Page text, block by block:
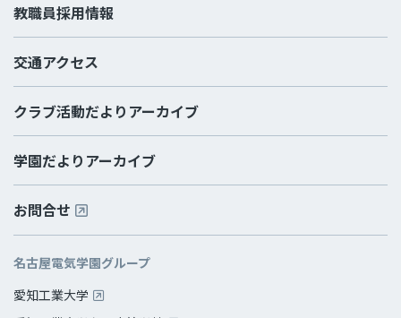
教職員採用情報
交通アクセス
クラブ活動だよりアーカイブ
学園だよりアーカイブ
お問合せ
名古屋電気学園グループ
愛知工業大学